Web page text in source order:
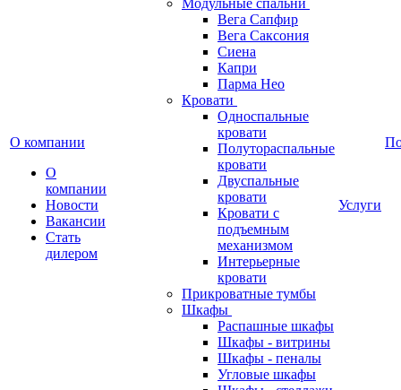
О компании
О
компании
Новости
Вакансии
Стать
дилером
Модульные спальни
Вега Сапфир
Вега Саксония
Сиена
Капри
Парма Нео
Кровати
Односпальные
кровати
Полутораспальные
кровати
Двуспальные
кровати
Кровати с
подъемным
механизмом
Интерьерные
кровати
Прикроватные тумбы
Шкафы
Распашные шкафы
Шкафы - витрины
Шкафы - пеналы
Угловые шкафы
Услуги